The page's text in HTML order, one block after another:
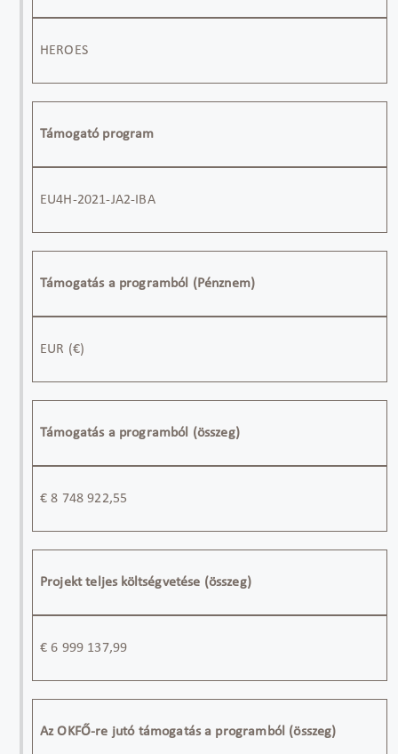
HEROES
Támogató program
EU4H-2021-JA2-IBA
Támogatás a programból (Pénznem)
EUR (€)
Támogatás a programból (összeg)
€8 748 922,55
Projekt teljes költségvetése (összeg)
€ 6 999 137,99
Az OKFŐ-re jutó támogatás a programból (összeg)